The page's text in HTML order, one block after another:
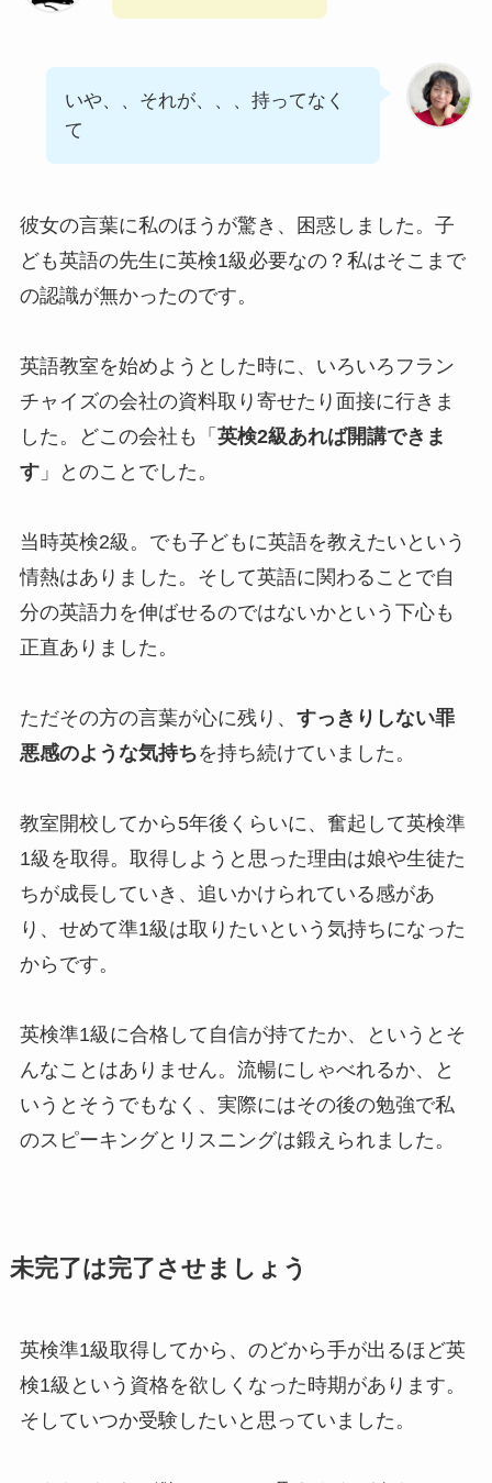
いや、、それが、、、持ってなく
て
彼女の言葉に私のほうが驚き、困惑しました。子
ども英語の先生に英検1級必要なの？私はそこまで
の認識が無かったのです。
英語教室を始めようとした時に、いろいろフラン
チャイズの会社の資料取り寄せたり面接に行きま
した。どこの会社も「 英検2級あれば開講できま
す」とのことでした。
当時英検2級。でも子どもに英語を教えたいという
情熱はありました。そして英語に関わることで自
分の英語力を伸ばせるのではないかという下心も
正直ありました。
ただその方の言葉が心に残り、 すっきりしない罪
悪感のような気持ちを持ち続けていました。
教室開校してから5年後くらいに、奮起して英検準
1級を取得。取得しようと思った理由は娘や生徒た
ちが成長していき、追いかけられている感があ
り、せめて準1級は取りたいという気持ちになった
からです。
英検準1級に合格して自信が持てたか、というとそ
んなことはありません。流暢にしゃべれるか、と
いうとそうでもなく、実際にはその後の勉強で私
のスピーキングとリスニングは鍛えられました。
未完了は完了させましょう
英検準1級取得してから、のどから手が出るほど英
検1級という資格を欲しくなった時期があります。
そしていつか受験したいと思っていました。